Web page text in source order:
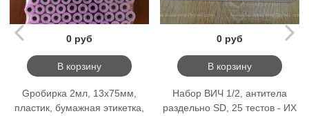
0 руб
В корзину
Gробирка 2мл, 13x75мм,
пластик, бумажная этикетка,
0 руб
В корзину
Набор ВИЧ 1/2, антитела
раздельно SD, 25 тестов - ИХ